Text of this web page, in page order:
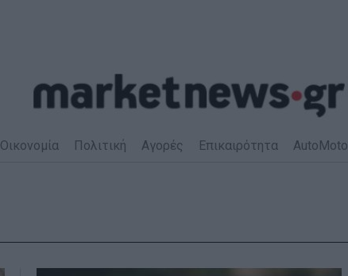
Οικονομία Πολιτική Αγορές Επικαιρότητα AutoMoto